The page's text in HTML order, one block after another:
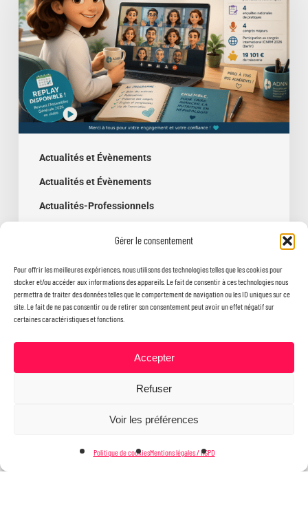
Gérer le consentement
Pour offrir les meilleures expériences, nous utilisons des technologies telles que les cookies pour
stocker et/ou accéder aux informations des appareils. Le fait de consentir à ces technologies nous
permettra de traiter des données telles que le comportement de navigation ou les ID uniques sur ce
site. Le fait de ne pas consentir ou de retirer son consentement peut avoir un effet négatif sur
certaines caractéristiques et fonctions.
Accepter
Refuser
Voir les préférences
Politique de cookiesMentions légales / RGPD
Actualités et Évènements
Actualités et Évènements
Actualités-Professionnels
–
le
bilan
de
l’année
!
Assemblée générale 2026 – le bilan